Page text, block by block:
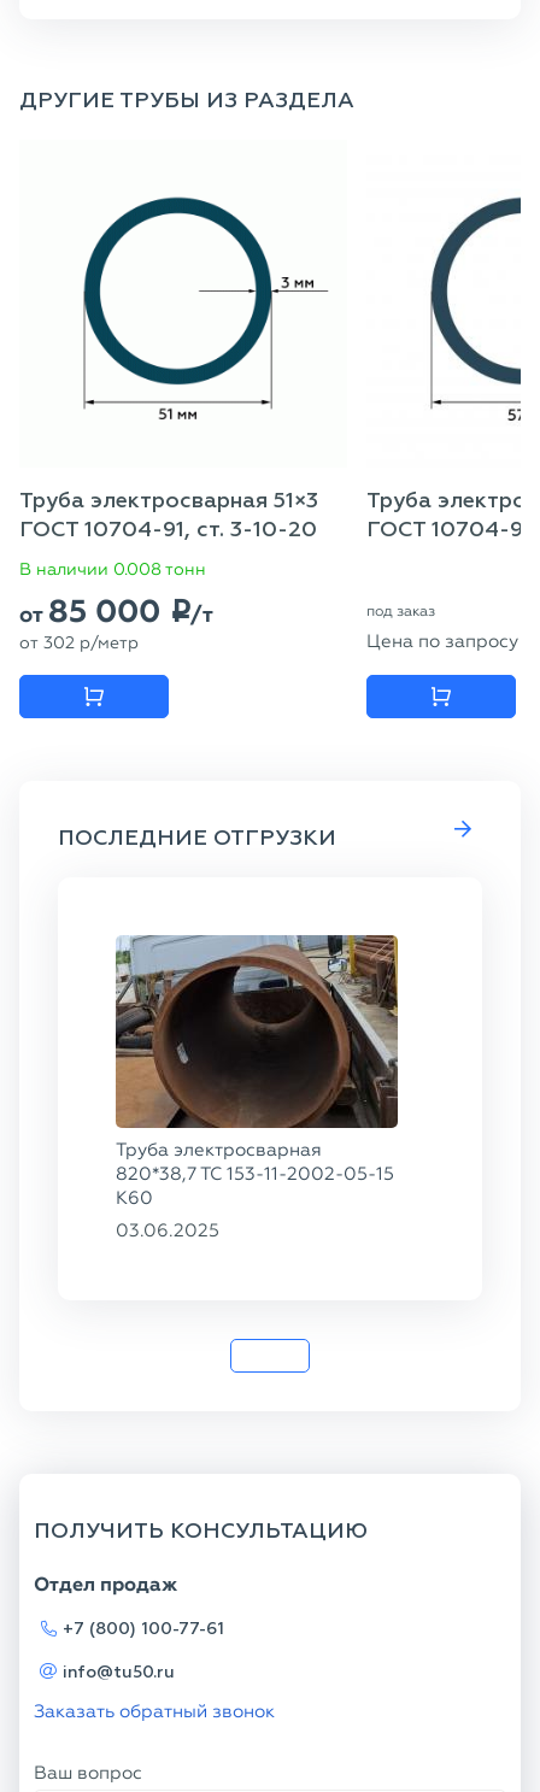
ДРУГИЕ ТРУБЫ ИЗ РАЗДЕЛА
Труба электросварная 51×3
ГОСТ 10704-91, ст. 3-10-20
В наличии 0.008 тонн
от 85 000 p/т
от 302 p/метр
Труба
ГОСТ 10704-91
под заказ
Цена по запросу
ПОСЛЕДНИЕ ОТГРУЗКИ
Труба электросварная
820*38,7 ТС 153-11-2002-05-15
К60
03.06.2025
ПОЛУЧИТЬ КОНСУЛЬТАЦИЮ
Отдел продаж
+7 (800) 100-77-61
info@tu50.ru
Заказать обратный звонок
Ваш вопрос